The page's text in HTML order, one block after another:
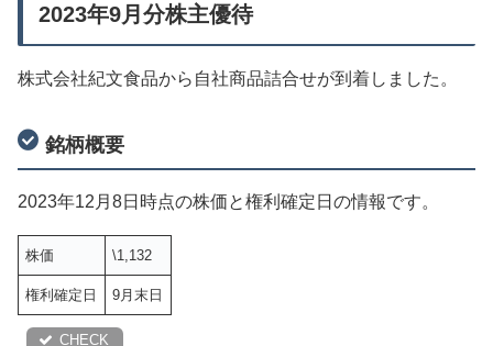
2023年9月分株主優待
株式会社紀文食品から自社商品詰合せが到着しました。
銘柄概要
2023年12月8日時点の株価と権利確定日の情報です。
株価 \1,132
権利確定日 9月末日